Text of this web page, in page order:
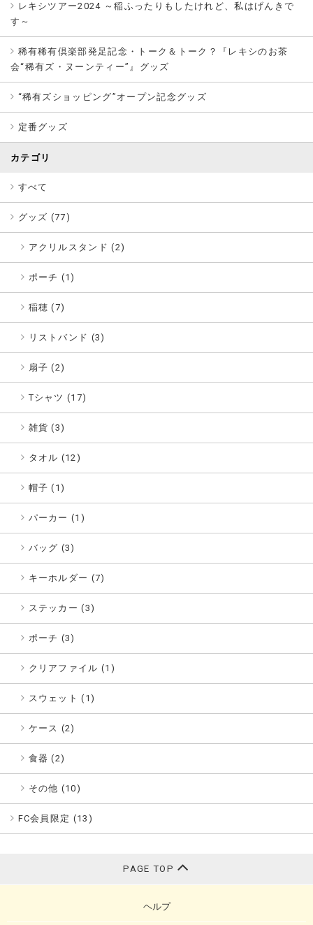
レキシツアー2024 ～稲ふったりもしたけれど、私はげんきで
す～
稀有稀有倶楽部発足記念・トーク＆トーク？『レキシのお茶
会“稀有ズ・ヌーンティー”』グッズ
“稀有ズショッピング”オープン記念グッズ
定番グッズ
カテゴリ
すべて
グッズ (77)
アクリルスタンド (2)
ポーチ (1)
稲穂 (7)
リストバンド (3)
扇子 (2)
Tシャツ (17)
雑貨 (3)
タオル (12)
帽子 (1)
パーカー (1)
バッグ (3)
キーホルダー (7)
ステッカー (3)
ポーチ (3)
クリアファイル (1)
スウェット (1)
ケース (2)
食器 (2)
その他 (10)
FC会員限定 (13 )
PAGE TOP
ヘルプ